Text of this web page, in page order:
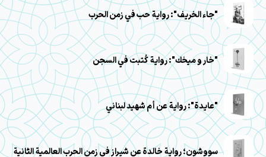
"جاء الخريف": رواية حب في زمن الحرب
"خار و ميخك": رواية كُتبت في السجن
"عايدة": رواية عن أم شهيد لبناني
سووشون؛ رواية خالدة عن شيراز في زمن الحرب العالمية الثانية